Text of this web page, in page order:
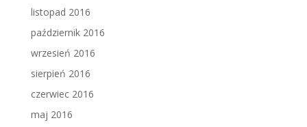
listopad 2016
październik 2016
wrzesień 2016
sierpień 2016
czerwiec 2016
maj 2016